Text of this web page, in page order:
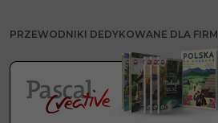
PRZEWODNIKI DEDYKOWANE DLA FIRM